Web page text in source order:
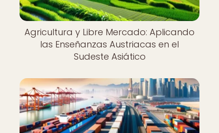
Agricultura y Libre Mercado: Aplicando
las Enseñanzas Austriacas en el
Sudeste Asiático